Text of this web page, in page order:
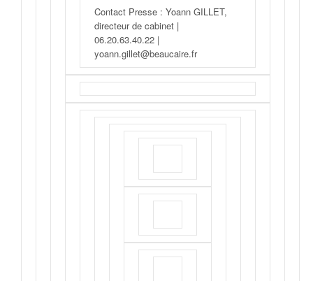
Contact Presse : Yoann GILLET,
directeur de cabinet |
06.20.63.40.22 |
yoann.gillet@beaucaire.fr